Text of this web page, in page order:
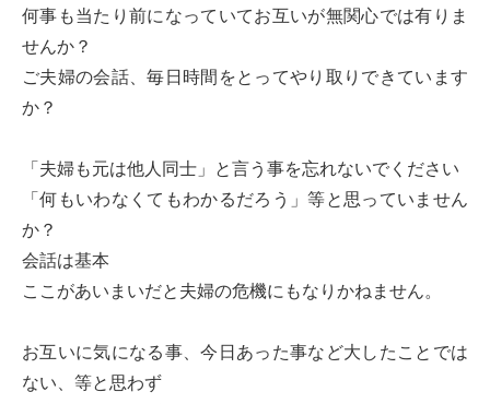
何事も当たり前になっていてお互いが無関心では有りま
せんか？
ご夫婦の会話、毎日時間をとってやり取りできています
か？
「夫婦も元は他人同士」と言う事を忘れないでください
「何もいわなくてもわかるだろう」等と思っていません
か？
会話は基本
ここがあいまいだと夫婦の危機にもなりかねません。
お互いに気になる事、今日あった事など大したことでは
ない、等と思わず